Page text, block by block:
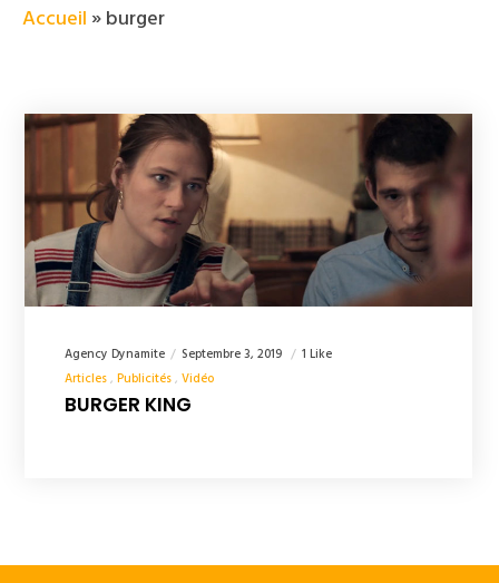
Accueil »burger
Agency Dynamite Septembre 3, 2019
1 Like
Articles Publicités Vidéo
BURGER KING